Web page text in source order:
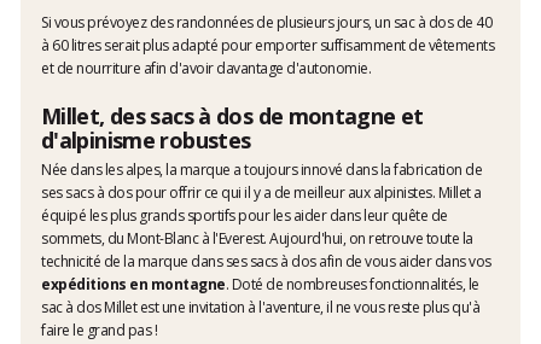
Si vous prévoyez des randonnées de plusieurs jours, un sac à dos de 40
à 60 litres serait plus adapté pour emporter suffisamment de vêtements
et de nourriture afin d'avoir davantage d'autonomie.
Millet, des sacs à dos de montagne et
d'alpinisme robustes
Née dans les alpes, la marque a toujours innové dans la fabrication de
ses sacs à dos pour offrir ce qui il y a de meilleur aux alpinistes. Millet a
équipé les plus grands sportifs pour les aider dans leur quête de
sommets, du Mont-Blanc à l'Everest. Aujourd'hui, on retrouve toute la
technicité de la marque dans ses sacs à dos afin de vous aider dans vos
expéditions en montagne. Doté de nombreuses fonctionnalités, le
sac à dos Millet est une invitation à l'aventure, il ne vous reste plus qu'à
faire le grand pas !